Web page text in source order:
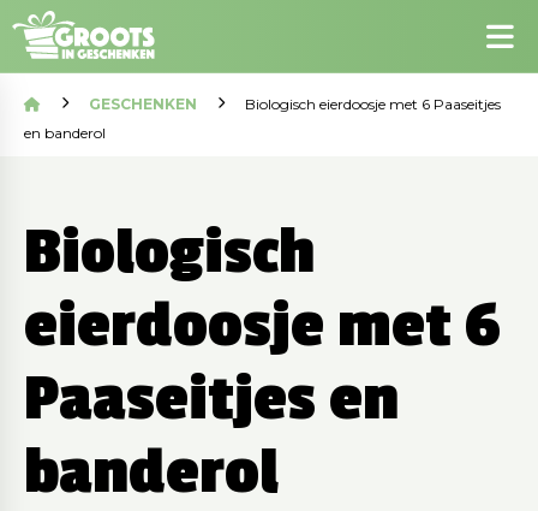
GESCHENKEN
Biologisch eierdoosje met 6 Paaseitjes
en banderol
Biologisch
eierdoosje met 6
Paaseitjes en
banderol